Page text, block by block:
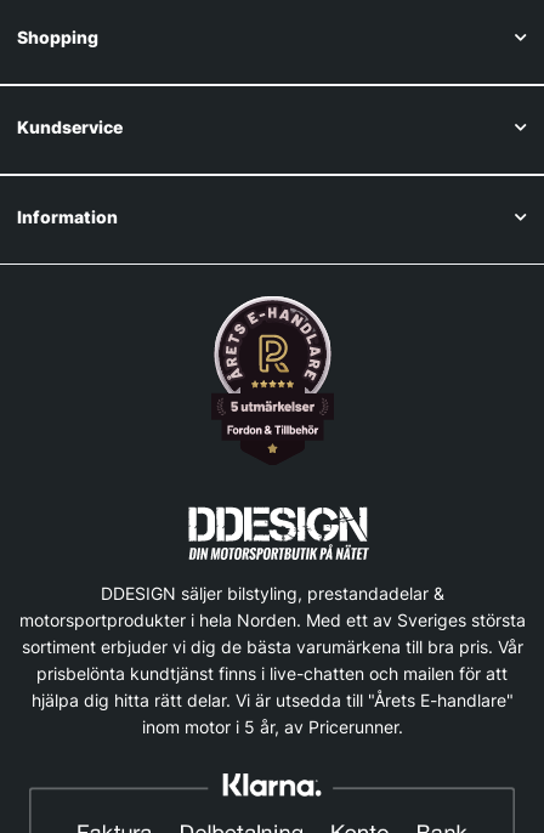
Shopping
Kundservice
Information
DDESIGN säljer bilstyling, prestandadelar &
motorsportprodukter i hela Norden. Med ett av Sveriges största
sortiment erbjuder vi dig de bästa varumärkena till bra pris. Vår
prisbelönta kundtjänst finns i live-chatten och mailen för att
hjälpa dig hitta rätt delar. Vi är utsedda till "Årets E-handlare"
inom motor i 5 år, av Pricerunner.